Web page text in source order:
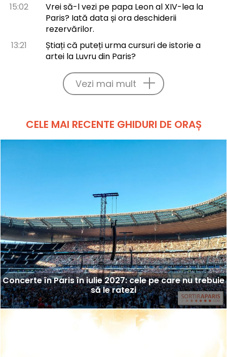
15:02
Vrei să-l vezi pe papa Leon al XIV-lea la
Paris? Iată data și ora deschiderii
rezervărilor.
13:21
Știați că puteți urma cursuri de istorie a
artei la Luvru din Paris?
Vezi mai mult
CELE MAI RECENTE GHIDURI DE ORAȘ
Concerte în Paris în iulie 2027: cele pe care nu trebuie
să le ratezi